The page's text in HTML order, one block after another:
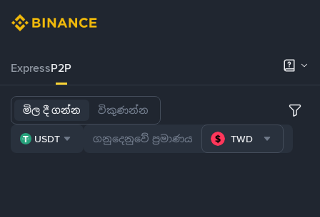
ExpressP2P
මිල දී ගන්න විකුණන්න
USDT TWD